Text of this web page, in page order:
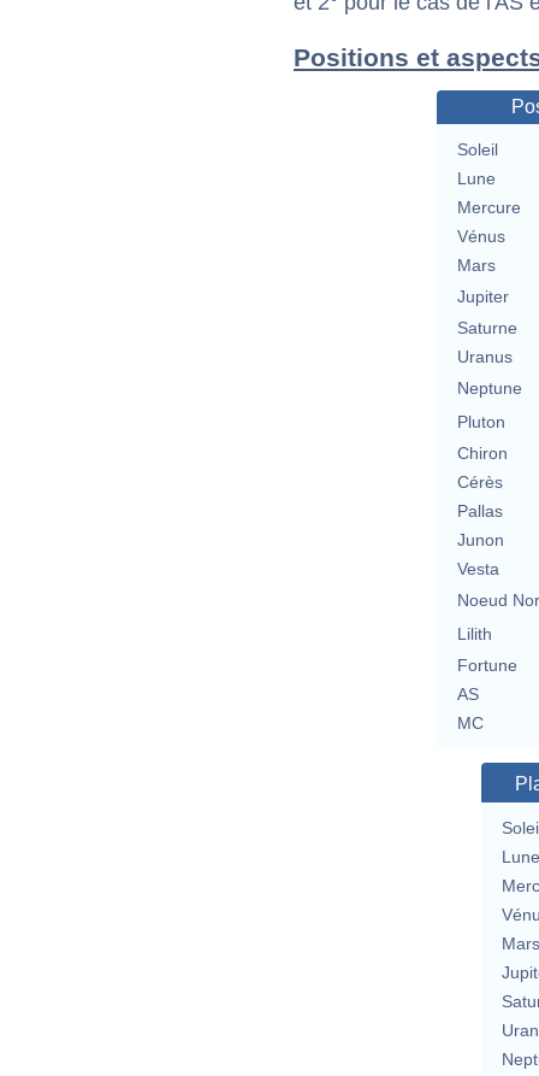
Positions et
Soleil
Lune
Mercure
Vénus
Mars
Jupiter
Saturne
Uranus
Neptune
Pluton
Chiron
Cérès
Pallas
Junon
Vesta
Noeud
Lilith
Fortune
AS
MC
Lune
Mars